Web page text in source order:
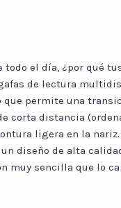
todo el día, ¿por qué
de lectura
permite una
corta distancia
ligera en la
diseño de alta
muy sencilla que lo